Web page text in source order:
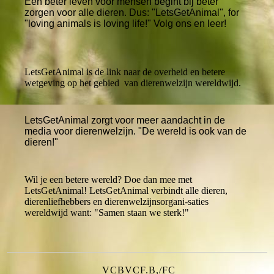
zorgen voor alle dieren. Dus: "LetsGetAnimal", for
"loving animals is loving life!" Volg ons en leer!
LetsGetAnimal is de link naar de overheid en betere
wetgeving op het gebied van dierenwelzijn wereldwijd.
LetsGetAnimal zorgt voor meer aandacht in de
media voor dierenwelzijn. "De wereld is ook van de
dieren!"
Wil je een betere wereld? Doe dan mee met
LetsGetAnimal! LetsGetAnimal verbindt alle dieren,
dierenliefhebbers en dierenwelzijnsorgani-saties
wereldwijd want: "Samen staan we sterk!"
VCBVCF.B,/FC